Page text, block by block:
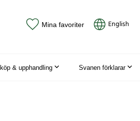
Mina favoriter English
& upphandling Svanen förklarar